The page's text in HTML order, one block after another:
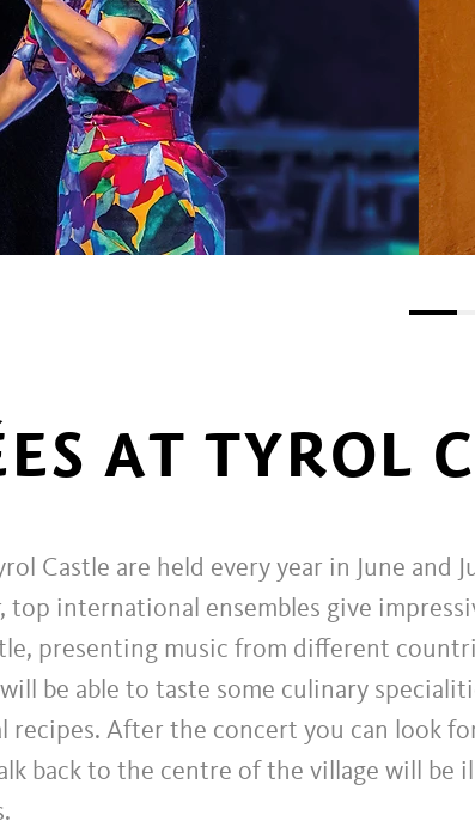
AT TYROL
Castle are held every year in June and
top international ensembles give
presenting music from different
be able to taste some culinary
recipes. After the concert you can look
back to the centre of the village will be